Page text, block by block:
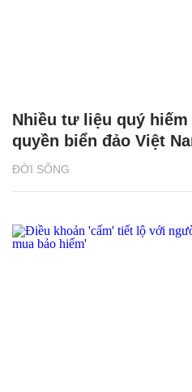
ĐỜI SỐNG
Nhiều tư liệu quý
quyền biển đảo Việt